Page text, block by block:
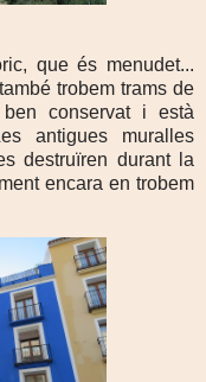
que és menudet...
trobem trams de
conservat i està
antigues muralles
destruïren durant la
encara en trobem